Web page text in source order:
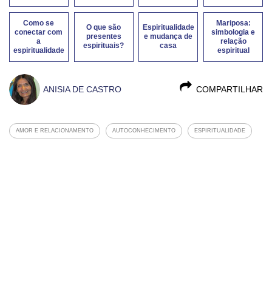
Como se
conectar com
a
espiritualidade
O que são
presentes
espirituais?
Espiritualidade
e mudança de
casa
Mariposa:
simbologia e
relação
espiritual
COMPARTILHAR
ANISIA DE CASTRO
AMOR E RELACIONAMENTO AUTOCONHECIMENTO ESPIRITUALIDADE